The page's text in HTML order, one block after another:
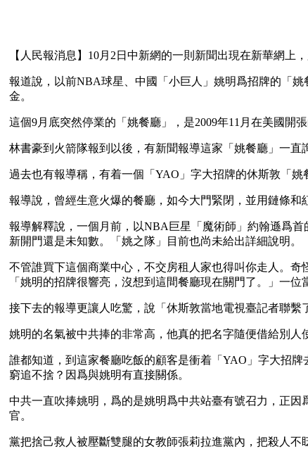
【人民報消息】10月2日中新網的一則新聞出現在新華網上
報道說，以前NBA球星、中國「小巨人」姚明爲招牌的「
金。
這個9月底突然停業的「姚餐廳」，是2009年11月在美國開
林書豪到火箭隊報到以後，有新聞報導這家「姚餐廳」一直
過去也有報導稱，有着一個「YAO」字大招牌的休斯敦「
報導說，曾經生意火爆的餐廳，如今大門緊閉，並用鏈條
報導解釋說，一個月前，以NBA巨星「魔術師」約翰遜爲
新開門還是未知數。「姚之隊」目前也尚未給出詳細說明。
不管誰買下這個商業中心，不交房租人家也得叫你走人。
「姚明的招牌很響亮，沒想到這間餐廳現在關門了。」一
接下去的報導更讓人吃驚，說「休斯敦當地電視臺記者聯
姚明的名氣被中共捧的非常高，他真的把名字隨便借給別
誰都知道，到這家餐廳吃飯的顧客是衝着「YAO」字大招
窮追不捨？因爲與姚明有直接關係。
中共一直吹捧姚明，爲的是姚明爲中共站臺有號召力，正
官。
黨把捨己救人被壓斷雙腿的女教師張莉拉進黨內，把殺人